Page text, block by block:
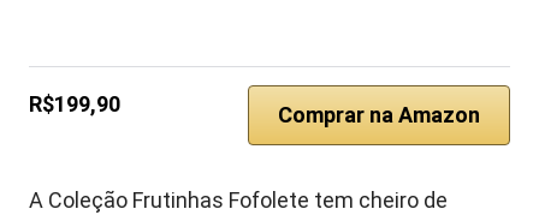
R$199,90 Comprar na Amazon
A Coleção Frutinhas Fofolete tem cheiro de